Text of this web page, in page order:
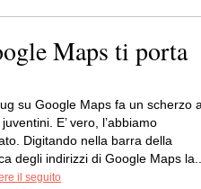
Maps ti porta
su Google Maps fa un scherzo
E’ vero, l’abbiamo
Digitando nella barra della
degli indirizzi di Google Maps
il seguito